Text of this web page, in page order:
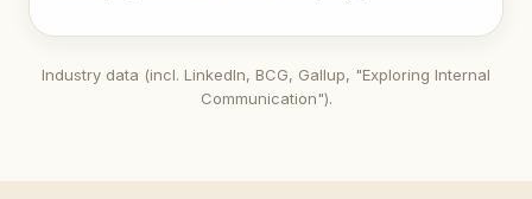
Industry data (incl. LinkedIn, BCG, Gallup, "Exploring Internal
Communication").